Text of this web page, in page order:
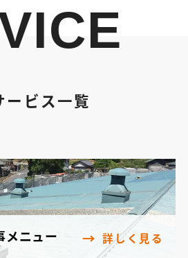
ビス一覧
メニュー 詳しく見る